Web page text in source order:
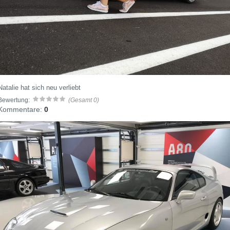
hat sich neu verliebt
(Gesamt 0)
0